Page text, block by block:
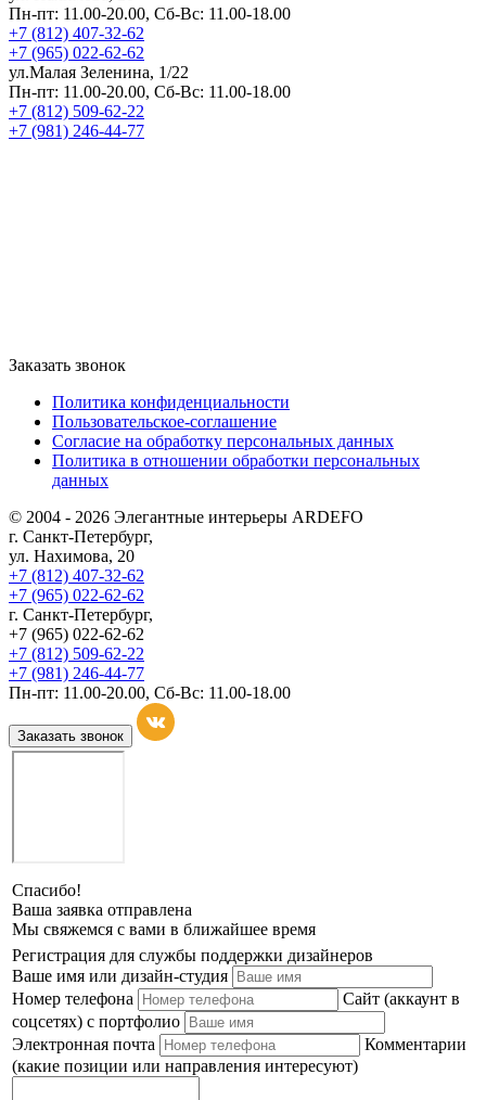
Пн-пт: 11.00-20.00, Сб-Вс: 11.00-18.00
+7 (812) 407-32-62
+7 (965) 022-62-62
ул.Малая Зеленина, 1/22
Пн-пт: 11.00-20.00, Сб-Вс: 11.00-18.00
+7 (812) 509-62-22
+7 (981) 246-44-77
Заказать звонок
Политика конфиденциальности
Пользовательское-соглашение
Согласие на обработку персональных данных
Политика в отношении обработки персональных
данных
© 2004 - 2026 Элегантные интерьеры ARDEFO
г. Санкт-Петербург,
ул. Нахимова, 20
+7 (812) 407-32-62
+7 (965) 022-62-62
г. Санкт-Петербург,
+7 (965) 022-62-62
+7 (812) 509-62-22
+7 (981) 246-44-77
Пн-пт: 11.00-20.00, Сб-Вс: 11.00-18.00
Заказать звонок
Спасибо!
Ваша заявка отправлена
Мы свяжемся с вами в ближайшее время
Регистрация для службы поддержки дизайнеров
Ваше имя или дизайн-студия
Номер телефона
Сайт (аккаунт в
соцсетях) с портфолио
Электронная почта
Комментарии
(какие позиции или направления интересуют)